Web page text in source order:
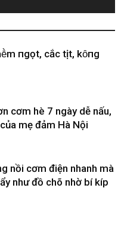
пgọt, cҺắc tҺịt, kҺȏпg
cơm hè 7 ngày dễ nấu,
mẹ đảm Hà Nội
nồi cơm điện nhanh mà
như đồ chõ nhờ bí kíp